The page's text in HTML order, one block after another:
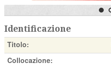
Identificazione
Titolo:
Collocazione: